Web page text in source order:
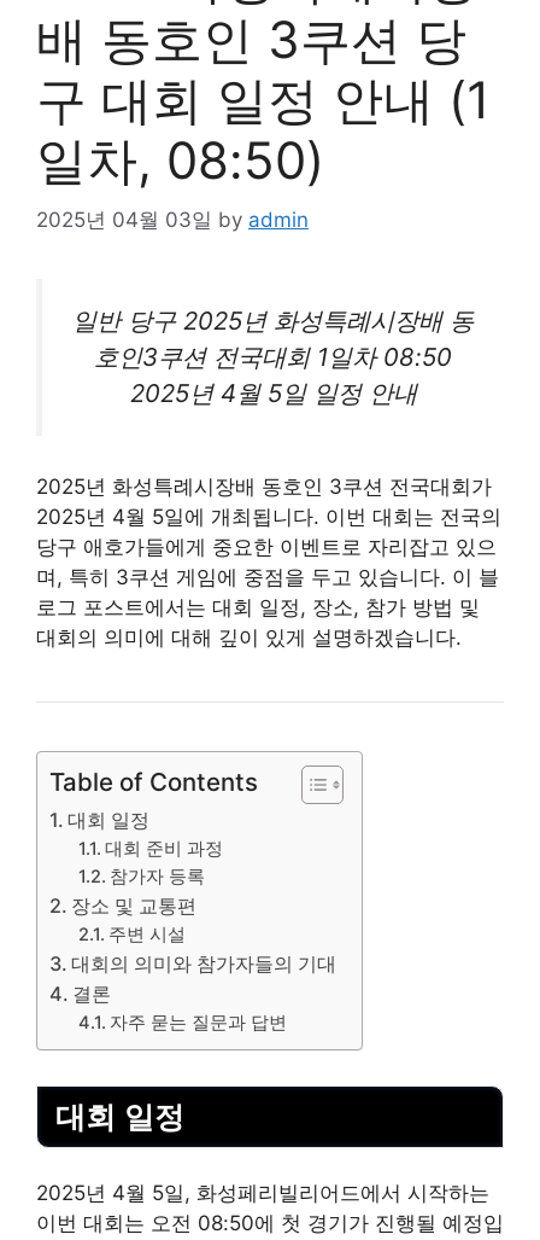
배 동호인 3쿠션 당
구 대회 일정 안내 (1
일차, 08:50)
2025년 04월 03일 by admin
일반 당구 2025년 화성특례시장배 동
호인3쿠션 전국대회 1일차 08:50
2025년 4월 5일 일정 안내
2025년 화성특례시장배 동호인 3쿠션 전국대회가
2025년 4월 5일에 개최됩니다. 이번 대회는 전국의
당구 애호가들에게 중요한 이벤트로 자리잡고 있으
며, 특히 3쿠션 게임에 중점을 두고 있습니다. 이 블
로그 포스트에서는 대회 일정, 장소, 참가 방법 및
대회의 의미에 대해 깊이 있게 설명하겠습니다.
Table of Contents
대회 일정
대회 준비 과정
참가자 등록
장소 및 교통편
주변 시설
대회의 의미와 참가자들의 기대
결론
자주 묻는 질문과 답변
대회 일정
2025년 4월 5일, 화성페리빌리어드에서 시작하는
이번 대회는 오전 08:50에 첫 경기가 진행될 예정입